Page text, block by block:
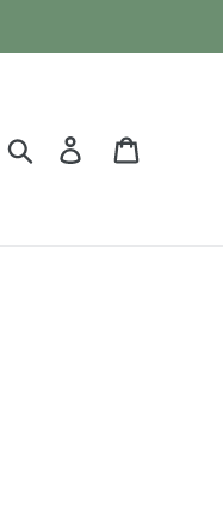
RechercherSe connecter